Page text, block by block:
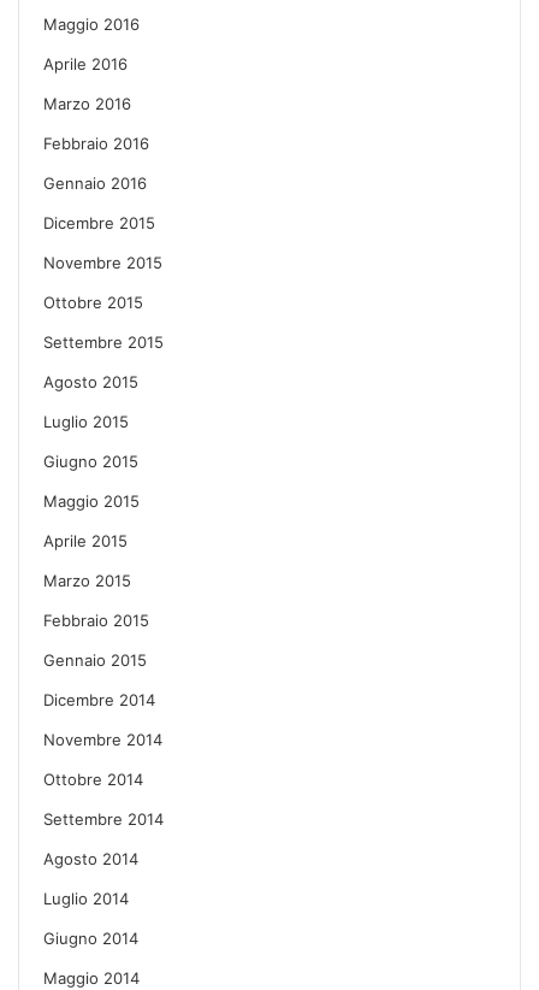
Maggio 2016
Aprile 2016
Marzo 2016
Febbraio 2016
Gennaio 2016
Dicembre 2015
Novembre 2015
Ottobre 2015
Settembre 2015
Agosto 2015
Luglio 2015
Giugno 2015
Maggio 2015
Aprile 2015
Marzo 2015
Febbraio 2015
Gennaio 2015
Dicembre 2014
Novembre 2014
Ottobre 2014
Settembre 2014
Agosto 2014
Luglio 2014
Giugno 2014
Maggio 2014